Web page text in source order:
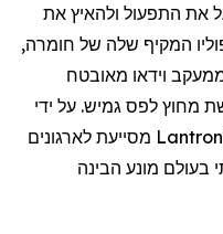
את התפעול ולהאיץ את
המקיף שלה של חומרה,
וידאו מאובטח
מחוץ לפס גמיש. על ידי
מסייעת לארגונים
בעולם מונע הבינה